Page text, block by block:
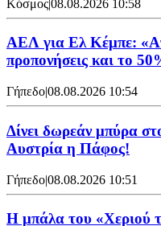
Κόσμος|08.08.2026 10:58
ΑΕΛ για Ελ Κέμπε:
προπονήσεις και το
Γήπεδο|08.08.2026 10:54
Δίνει δωρεάν μπύρα
Αυστρία η Πάφος!
Γήπεδο|08.08.2026 10:51
Η μπάλα του «Χεριού